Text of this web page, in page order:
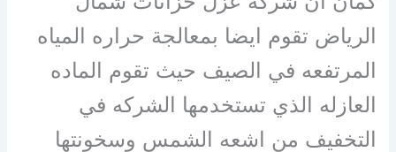
الرياض تقوم ايضا بمعالجة حراره المياه
المرتفعه في الصيف حيث تقوم الماده
العازله الذي تستخدمها الشركه في
التخفيف من اشعه الشمس وسخونتها